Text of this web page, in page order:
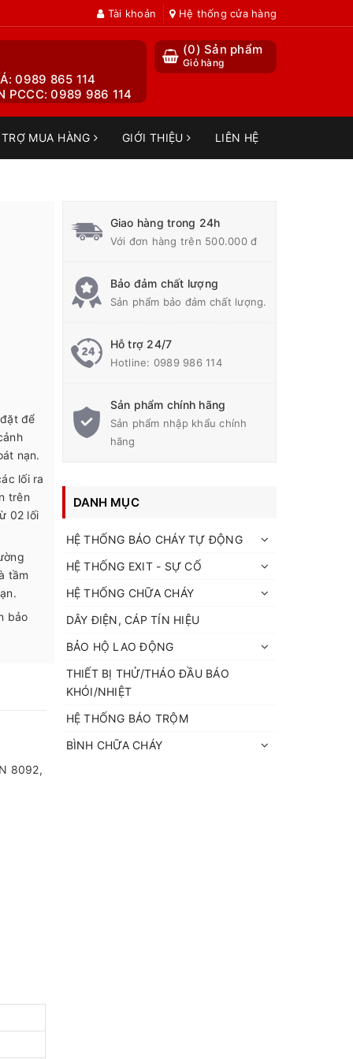
Tài khoản Hệ thống cửa hàng
(0) Sản phẩm
Giỏ hàng
0989 865 114
PCCC: 0989 986 114
MUA HÀNG GIỚI THIỆU LIÊN HỆ
để
nạn.
lối ra
trên
02 lối
tầm
bảo
8092,
Giao hàng trong 24h
Với đơn hàng trên 500.000 đ
Bảo đảm chất lượng
Sản phẩm bảo đảm chất lượng.
Hỗ trợ 24/7
Hotline: 0989 986 114
Sản phẩm chính hãng
Sản phẩm nhập khẩu chính
hãng
DANH MỤC
HỆ THỐNG BÁO CHÁY TỰ ĐỘNG
HỆ THỐNG EXIT - SỰ CỐ
HỆ THỐNG CHỮA CHÁY
DÂY ĐIỆN, CÁP TÍN HIỆU
BẢO HỘ LAO ĐỘNG
THIẾT BỊ THỬ/THÁO ĐẦU BÁO
KHÓI/NHIỆT
HỆ THỐNG BÁO TRỘM
BÌNH CHỮA CHÁY